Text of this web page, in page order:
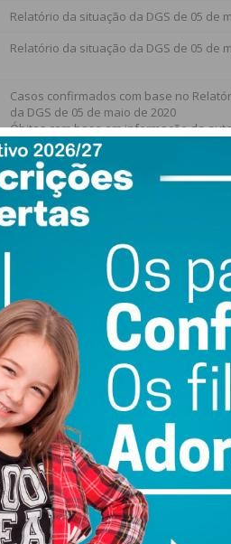
Relatório da situação da DGS de 05 de
Relatório da situação da DGS de 05 de
Casos confirmados com base no
da DGS de 05 de maio de 2020
Óbitos com base em informação da
Casos confirmados com base no
da DGS de 05 de maio de 2020
Recuperados e óbitos com base em
autarquia
Casos confirmados com base no
da DGS de 05 de maio de 2020
Óbitos com base em informação da
Casos confirmados com base no
da DGS de 05 de maio de 2020
Óbitos com base em informação da
Relatório da situação da DGS de 05 de
?
do Imediato